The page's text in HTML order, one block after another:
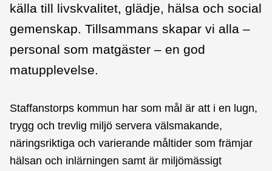
källa till livskvalitet, glädje, hälsa och social
gemenskap. Tillsammans skapar vi alla –
personal som matgäster – en god
matupplevelse.
Staffanstorps kommun har som mål är att i en lugn,
trygg och trevlig miljö servera välsmakande,
näringsriktiga och varierande måltider som främjar
hälsan och inlärningen samt är miljömässigt